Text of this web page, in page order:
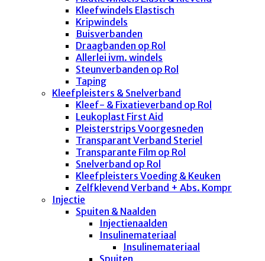
Kleefwindels Elastisch
Kripwindels
Buisverbanden
Draagbanden op Rol
Allerlei ivm. windels
Steunverbanden op Rol
Taping
Kleefpleisters & Snelverband
Kleef- & Fixatieverband op Rol
Leukoplast First Aid
Pleisterstrips Voorgesneden
Transparant Verband Steriel
Transparante Film op Rol
Snelverband op Rol
Kleefpleisters Voeding & Keuken
Zelfklevend Verband + Abs. Kompr
Injectie
Spuiten & Naalden
Injectienaalden
Insulinemateriaal
Insulinemateriaal
Spuiten